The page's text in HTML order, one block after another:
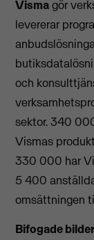
Vismagör
levererar
och
sektor. 340
Vismas
330 000 har
5 400
omsättningen
Bifogade bilder